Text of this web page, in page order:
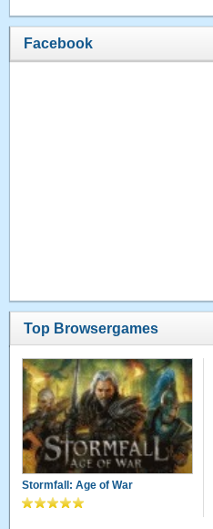
Facebook
Top Browsergames
Stormfall: Age of War